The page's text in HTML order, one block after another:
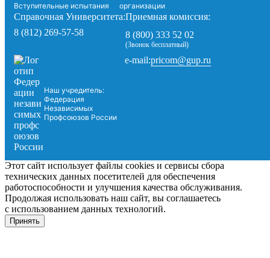
Вступительные испытания
организации
Справочная Университета:
8 (812) 269-57-58
Приемная комиссия:
8 (800) 333 52 02
(Звонок бесплатный)
Наш учредитель:
Федерация
Независимых
Профсоюзов России
e-mail:pricom@gup.ru
Этот сайт использует файлы cookies и сервисы сбора
технических данных посетителей для обеспечения
работоспособности и улучшения качества обслуживания.
Продолжая использовать наш сайт, вы соглашаетесь
с использованием данных технологий.
Принять